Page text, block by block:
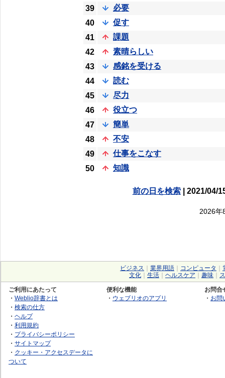
39
必要
40
促す
41
課題
42
素晴らしい
43
感銘を受ける
44
読む
45
尽力
46
役立つ
47
簡単
48
不安
49
仕事をこなす
50
知識
前の日を検索| 2021/04/
2026年
ビジネス 業界用語 コンピュータ
文化
生活 ヘルスケア 趣味
ご利用にあたって
・ Weblio辞書とは
・ 検索の仕方
・ ヘルプ
・ 利用規約
・ プライバシーポリシー
・ サイトマップ
・ クッキー・アクセスデータに
ついて
便利な機能
・ ウェブリオのアプリ
お問合
・ お問